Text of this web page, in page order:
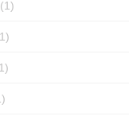
(1)